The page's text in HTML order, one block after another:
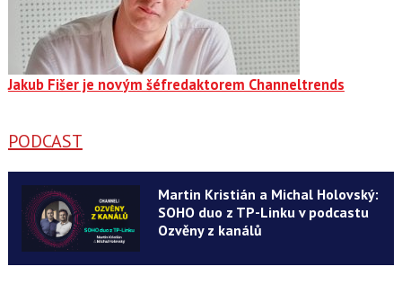
Jakub Fišer je novým šéfredaktorem Channeltrends
PODCAST
Martin Kristián a Michal Holovský:
SOHO duo z TP-Linku v podcastu
Ozvěny z kanálů